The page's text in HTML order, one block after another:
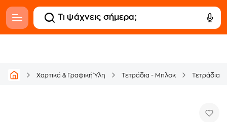
Χαρτικά & Γραφική Ύλη Τετράδια - Μπλοκ Τετράδια